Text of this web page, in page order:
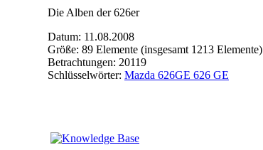
Die Alben der 626er
Datum: 11.08.2008
Größe: 89 Elemente (insgesamt 1213 Elemente)
Betrachtungen: 20119
Schlüsselwörter: Mazda 626GE 626 GE